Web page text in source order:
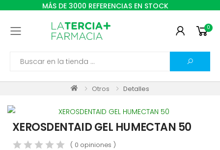
MÁS DE 3000 REFERENCIAS EN STOCK
Toggle mobile menu 0
Search
Otros Detalles
XEROSDENTAID GEL HUMECTAN 50
( 0 opiniones )